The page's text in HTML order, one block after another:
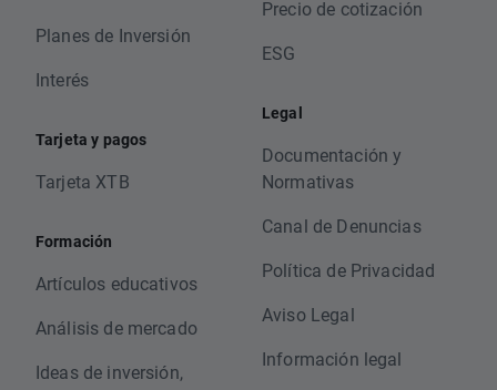
Planes de Inversión
Interés
Tarjeta y pagos
Tarjeta XTB
Formación
Artículos educativos
Análisis de mercado
Ideas de inversión,
Precio de cotización
ESG
Legal
Documentación y
Normativas
Canal de Denuncias
Política de Privacidad
Aviso Legal
Información legal